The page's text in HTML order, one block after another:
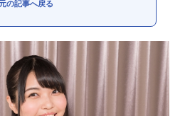
の記事へ戻る